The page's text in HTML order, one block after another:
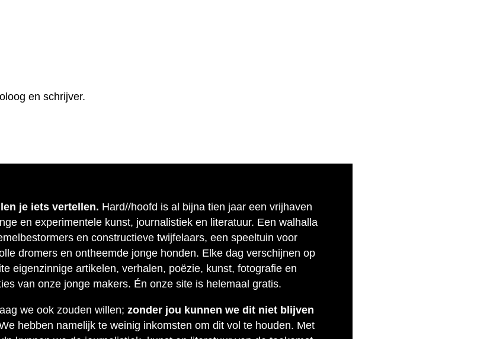
en schrijver.
je iets vertellen. Hard//hoofd is al bijna tien jaar een vrijhaven
en experimentele kunst, journalistiek en literatuur. Een walhalla
en constructieve twijfelaars, een speeltuin voor
dromers en ontheemde jonge honden. Elke dag verschijnen op
eigenzinnige artikelen, verhalen, poëzie, kunst, fotografie en
van onze jonge makers. Én onze site is helemaal gratis.
we ook zouden willen; zonder jou kunnen we dit niet blijven
hebben namelijk te weinig inkomsten om dit vol te houden. Met